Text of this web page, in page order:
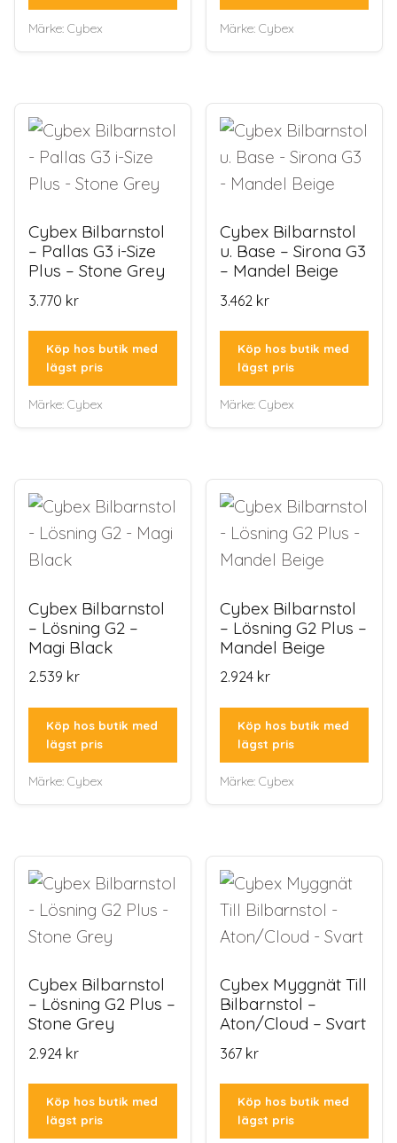
Märke: Cybex Märke:Cybex
Cybex Bilbarnstol
– Pallas G3 i-Size
Plus – Stone Grey
3.770 kr
Köp hos butik med
lägst pris
Märke: Cybex
Cybex Bilbarnstol
u. Base – Sirona G3
– Mandel Beige
3.462 kr
Köp hos butik med
lägst pris
Märke:Cybex
Cybex Bilbarnstol
– Lösning G2 –
Magi Black
2.539 kr
Köp hos butik med
lägst pris
Märke: Cybex
Cybex Bilbarnstol
– Lösning G2 Plus –
Mandel Beige
2.924 kr
Köp hos butik med
lägst pris
Märke:Cybex
Cybex Bilbarnstol
– Lösning G2 Plus –
Stone Grey
2.924 kr
Köp hos butik med
lägst pris
Cybex Myggnät Till
Bilbarnstol –
Aton/Cloud – Svart
367 kr
Köp hos butik med
lägst pris